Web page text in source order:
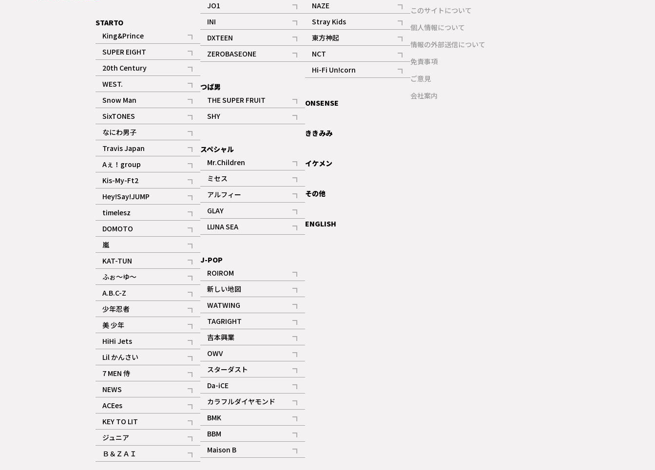
STARTO
King&Prince
記事
SUPER EIGHT
記事
20th Century
記事
WEST.
記事
Snow Man
記事
ギャラリー
SixTONES
記事
ギャラリー
なにわ男子
記事
Travis Japan
記事
Aぇ！group
記事
Kis-My-Ft2
記事
ギャラリー
Hey!Say!JUMP
記事
timelesz
記事
DOMOTO
記事
嵐
記事
KAT-TUN
記事
ふぉ～ゆ～
記事
A.B.C-Z
記事
ギャラリー
少年忍者
記事
美 少年
記事
HiHi Jets
記事
Lil かんさい
記事
7 MEN 侍
記事
NEWS
記事
ACEes
記事
KEY TO LIT
記事
ジュニア
記事
Ｂ＆ＺＡＩ
記事
JO1
記事
ギャラリー
INI
記事
ギャラリー
DXTEEN
記事
ギャラリー
ZEROBASEONE
記事
つば男
THE SUPER FRUIT
記事
ギャラリー
SHY
記事
スペシャル
Mr.Children
記事
ミセス
記事
アルフィー
記事
GLAY
記事
LUNA SEA
記事
J-POP
ROIROM
記事
新しい地図
記事
WATWING
記事
TAGRIGHT
記事
吉本興業
記事
OWV
記事
ギャラリー
スターダスト
記事
Da-iCE
記事
カラフルダイヤモンド
記事
BMK
記事
ギャラリー
BBM
記事
ギャラリー
Maison B
記事
NAZE
記事
Stray Kids
記事
東方神起
記事
NCT
記事
Hi-Fi Un!corn
記事
ONSENSE
ききみみ
イケメン
その他
ENGLISH
このサイトについて
個人情報について
情報の外部送信について
免責事項
ご意見
会社案内